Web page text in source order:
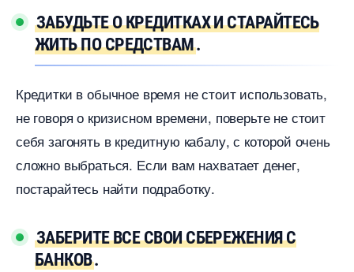
ЗАБУДЬТЕ О КРЕДИТКАХ И СТАРАЙТЕСЬ
ЖИТЬ ПО СРЕДСТВАМ.
Кредитки в обычное время не стоит использовать,
не говоря о кризисном времени, поверьте не стоит
себя загонять в кредитную кабалу, с которой очень
сложно выбраться. Если вам нахватает денег,
постарайтесь найти подработку.
ЗАБЕРИТЕ ВСЕ СВОИ СБЕРЕЖЕНИЯ С
БАНКО.